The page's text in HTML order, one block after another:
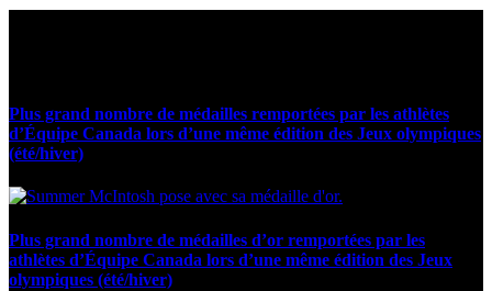
Plus grand nombre de médailles remportées par les athlètes
d’Équipe Canada lors d’une même édition des Jeux olympiques
(été/hiver)
Plus grand nombre de médailles d’or remportées par les
athlètes d’Équipe Canada lors d’une même édition des Jeux
olympiques (été/hiver)